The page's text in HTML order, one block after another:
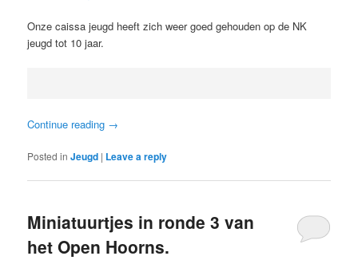
Onze caissa jeugd heeft zich weer goed gehouden op de NK
jeugd tot 10 jaar.
Continue reading →
Posted in Jeugd | Leave a reply
Miniatuurtjes in ronde 3 van
het Open Hoorns.